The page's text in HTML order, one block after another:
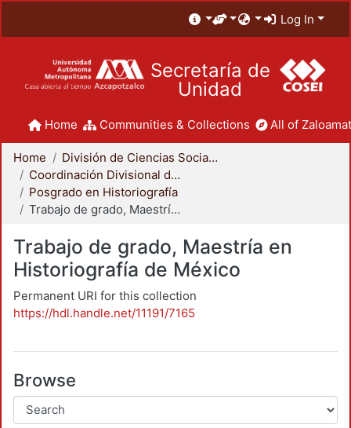
Log In
Secretaría de
Unidad
Home Communities & Collections All of
Home
División de Ciencias Sociales y Humanidades
Coordinación Divisional de Posgrado
Posgrado en Historiografía
Trabajo de grado, Maestría en Historiografía de México
Trabajo de grado, Maestría en
Historiografía de México
Permanent URI for this collection
https://hdl.handle.net/11191/7165
Browse